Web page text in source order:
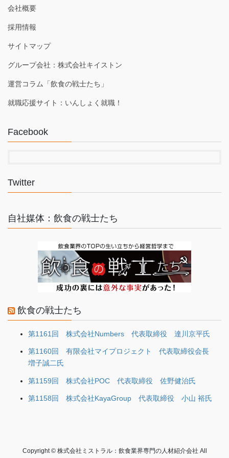
会社概要
採用情報
サイトマップ
グループ会社：株式会社キイストン
運営コラム「飲食の戦士たち」
就職応援サイト：いんしょく就職！
Facebook
Twitter
自社媒体：飲食の戦士たち
飲食の戦士たち
第1161回 株式会社Numbers 代表取締役 達川京平氏
第1160回 有限会社マイプロジェクト 代表取締役会長
増子誠二氏
第1159回 株式会社POC 代表取締役 佐野健治氏
第1158回 株式会社KayaGroup 代表取締役 小山 裕氏
Copyright © 株式会社ミストラル：飲食業界専門の人材紹介会社 All